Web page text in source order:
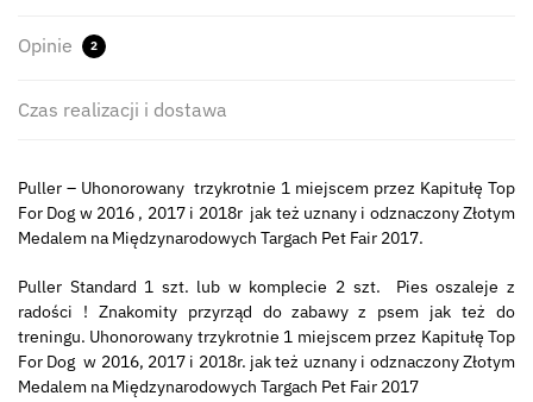
Opinie 2
Czas realizacji i dostawa
Puller – Uhonorowany trzykrotnie 1 miejscem przez Kapitułę Top
For Dog w 2016 , 2017 i 2018r jak też uznany i odznaczony Złotym
Medalem na Międzynarodowych Targach Pet Fair 2017.
Puller Standard 1 szt. lub w komplecie 2 szt. Pies oszaleje z
radości ! Znakomity przyrząd do zabawy z psem jak też do
treningu. Uhonorowany trzykrotnie 1 miejscem przez Kapitułę Top
For Dog w 2016, 2017 i 2018r. jak też uznany i odznaczony Złotym
Medalem na Międzynarodowych Targach Pet Fair 2017